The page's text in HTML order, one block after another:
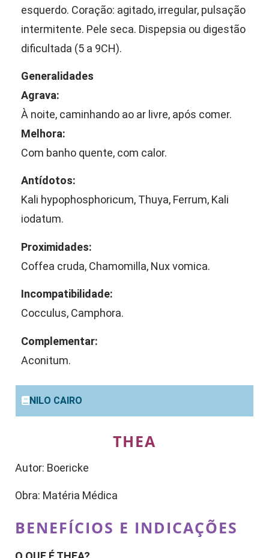
esquerdo. Coração: agitado, irregular, pulsação
intermitente. Pele seca. Dispepsia ou digestão
dificultada (5 a 9CH).
Generalidades
Agrava:
À noite, caminhando ao ar livre, após comer.
Melhora:
Com banho quente, com calor.
Antídotos:
Kali hypophosphoricum, Thuya, Ferrum, Kali
iodatum.
Proximidades:
Coffea cruda, Chamomilla, Nux vomica.
Incompatibilidade:
Cocculus, Camphora.
Complementar:
Aconitum.
NILO CAIRO
THEA
Autor: Boericke
Obra: Matéria Médica
BENEFÍCIOS E INDICAÇÕES